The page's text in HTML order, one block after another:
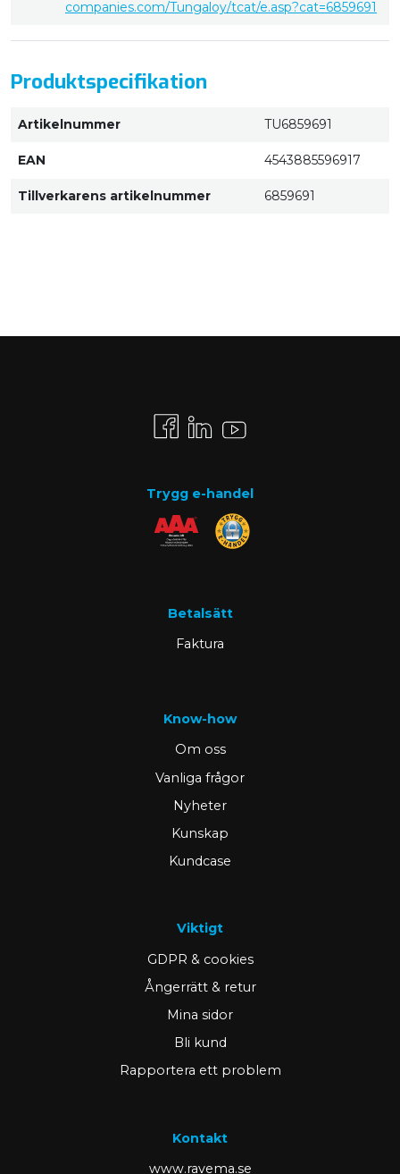
companies.com/Tungaloy/tcat/e.asp?cat=6859691
Produktspecifikation
Artikelnummer TU6859691
EAN 4543885596917
Tillverkarens artikelnummer 6859691
Trygg e-handel
Betalsätt
Faktura
Know-how
Om oss
Vanliga frågor
Nyheter
Kunskap
Kundcase
Viktigt
GDPR & cookies
Ångerrätt & retur
Mina sidor
Bli kund
Rapportera ett problem
Kontakt
www.ravema.se